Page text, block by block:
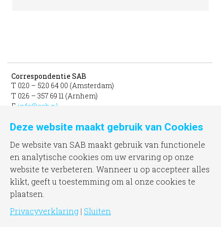
Correspondentie SAB
T 020 – 520 64 00 (Amsterdam)
T 026 – 357 69 11 (Arnhem)
E info@sab.nl
Bezoekadres Amsterdam
gevestigd in het INIT
unit 331b
Jacob Bontiusplaats 9
1018 LL Amsterdam
Bezoekadres Arnhem
Frombergdwarsstraat 54
6814 DZ Arnhem
Deze website maakt gebruik van Cookies
De website van SAB maakt gebruik van functionele
en analytische cookies om uw ervaring op onze
website te verbeteren. Wanneer u op accepteer alles
klikt, geeft u toestemming om al onze cookies te
plaatsen.
Privacyverklaring | Sluiten